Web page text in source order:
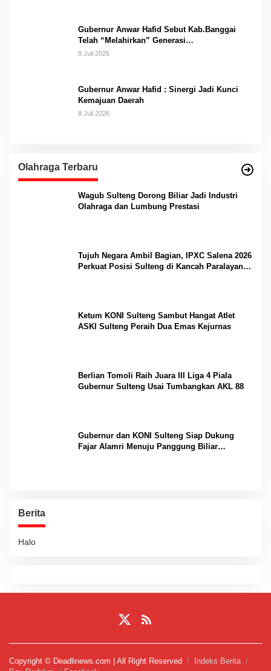
Gubernur Anwar Hafid Sebut Kab.Banggai
Telah “Melahirkan” Generasi…
8 Juli 2026
Gubernur Anwar Hafid : Sinergi Jadi Kunci
Kemajuan Daerah
8 Juli 2026
Olahraga Terbaru
Wagub Sulteng Dorong Biliar Jadi Industri
Olahraga dan Lumbung Prestasi
Tujuh Negara Ambil Bagian, IPXC Salena 2026
Perkuat Posisi Sulteng di Kancah Paralayang
Ketum KONI Sulteng Sambut Hangat Atlet
ASKI Sulteng Peraih Dua Emas Kejurnas
Berlian Tomoli Raih Juara III Liga 4 Piala
Gubernur Sulteng Usai Tumbangkan AKL 88
Gubernur dan KONI Sulteng Siap Dukung
Fajar Alamri Menuju Panggung Biliar
Berita
Halo
Copyright © Deadlinews.com | All Right Reserved
Indeks Berita